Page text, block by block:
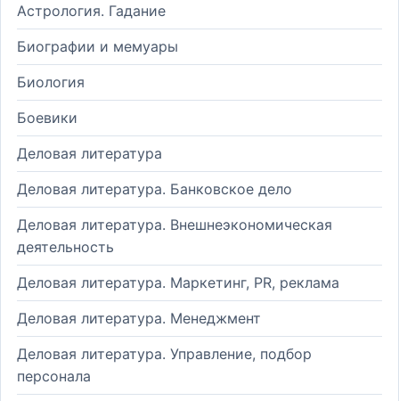
Астрология. Гадание
Биографии и мемуары
Биология
Боевики
Деловая литература
Деловая литература. Банковское дело
Деловая литература. Внешнеэкономическая
деятельность
Деловая литература. Маркетинг, PR, реклама
Деловая литература. Менеджмент
Деловая литература. Управление, подбор
персонала